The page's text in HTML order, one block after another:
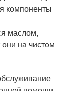
компоненты
маслом,
на чистом